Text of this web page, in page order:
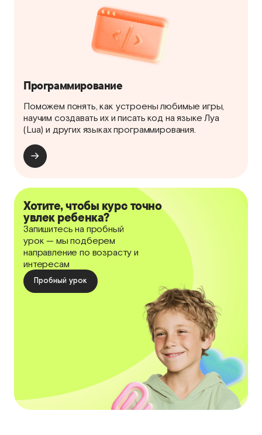
Программирование
Поможем понять, как устроены любимые игры,
научим создавать их и писать код на языке Луа
(Lua) и других языках программирования.
Хотите, чтобы курс точно
увлек ребенка?
Запишитесь на пробный
урок — мы подберем
направление по возрасту и
интересам
Пробный урок